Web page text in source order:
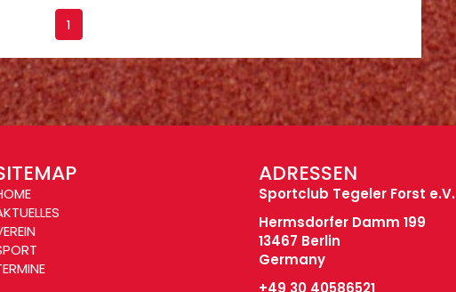
1
ADRESSEN
Sportclub Tegeler Forst e.V.
Hermsdorfer Damm 199
13467 Berlin
Germany
+49 30 40586521